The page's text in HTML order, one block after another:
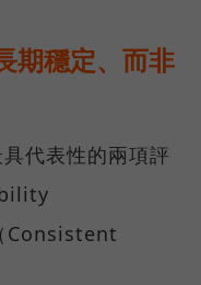
期穩定、而非
代表性的兩項評
Consistent